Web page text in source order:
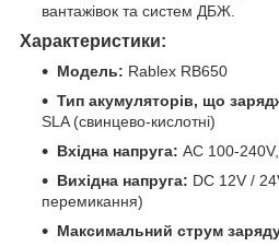
вантажівок та систем ДБЖ.
Характеристики:
Модель: Rablex RB650
Тип акумуляторів, що
SLA (свинцево-кислотні)
Вхідна напруга: AC 100-
Вихідна напруга: DC 12V /
перемикання)
Максимальний струм